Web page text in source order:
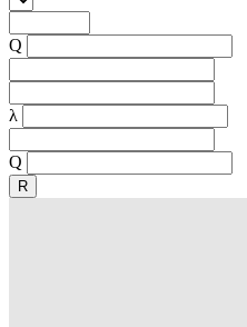
Q
λ
Q
R